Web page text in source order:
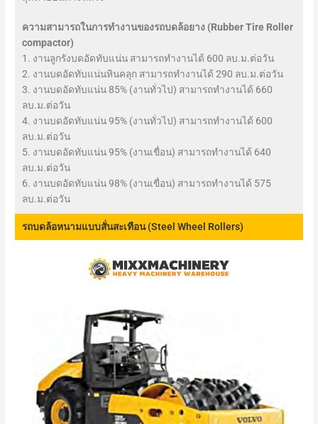
ความสามารถในการทำงานของรถบดล้อยาง (Rubber Tire Roller
compactor)
1. งานลูกรังบดอัดทับแน่น สามารถทำงานได้ 600 ลบ.ม.ต่อวัน
2. งานบดอัดทับแน่นหินคลุก สามารถทำงานได้ 290 ลบ.ม.ต่อวัน
3. งานบดอัดทับแน่น 85% (งานทั่วไป) สามารถทำงานได้ 660
ลบ.ม.ต่อวัน
4. งานบดอัดทับแน่น 95% (งานทั่วไป) สามารถทำงานได้ 600
ลบ.ม.ต่อวัน
5. งานบดอัดทับแน่น 95% (งานเขื่อน) สามารถทำงานได้ 640
ลบ.ม.ต่อวัน
6. งานบดอัดทับแน่น 98% (งานเขื่อน) สามารถทำงานได้ 575
ลบ.ม.ต่อวัน
รถบดล้อหนามแบบสั่นสะเทือน (Steel Wheel Rollers)